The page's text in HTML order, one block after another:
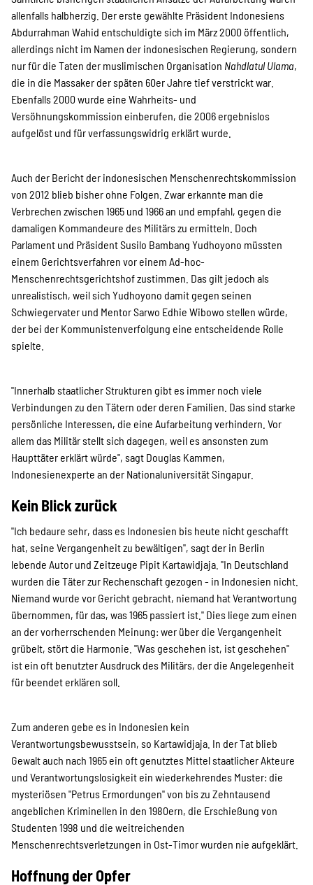
allenfalls halbherzig. Der erste gewählte Präsident Indonesiens
Abdurrahman Wahid entschuldigte sich im März 2000 öffentlich,
allerdings nicht im Namen der indonesischen Regierung, sondern
nur für die Taten der muslimischen Organisation Nahdlatul Ulama,
die in die Massaker der späten 60er Jahre tief verstrickt war.
Ebenfalls 2000 wurde eine Wahrheits- und
Versöhnungskommission einberufen, die 2006 ergebnislos
aufgelöst und für verfassungswidrig erklärt wurde.
Auch der Bericht der indonesischen Menschenrechtskommission
von 2012 blieb bisher ohne Folgen. Zwar erkannte man die
Verbrechen zwischen 1965 und 1966 an und empfahl, gegen die
damaligen Kommandeure des Militärs zu ermitteln. Doch
Parlament und Präsident Susilo Bambang Yudhoyono müssten
einem Gerichtsverfahren vor einem Ad-hoc-
Menschenrechtsgerichtshof zustimmen. Das gilt jedoch als
unrealistisch, weil sich Yudhoyono damit gegen seinen
Schwiegervater und Mentor Sarwo Edhie Wibowo stellen würde,
der bei der Kommunistenverfolgung eine entscheidende Rolle
spielte.
"Innerhalb staatlicher Strukturen gibt es immer noch viele
Verbindungen zu den Tätern oder deren Familien. Das sind starke
persönliche Interessen, die eine Aufarbeitung verhindern. Vor
allem das Militär stellt sich dagegen, weil es ansonsten zum
Haupttäter erklärt würde", sagt Douglas Kammen,
Indonesienexperte an der Nationaluniversität Singapur.
Kein Blick zurück
"Ich bedaure sehr, dass es Indonesien bis heute nicht geschafft
hat, seine Vergangenheit zu bewältigen", sagt der in Berlin
lebende Autor und Zeitzeuge Pipit Kartawidjaja. "In Deutschland
wurden die Täter zur Rechenschaft gezogen - in Indonesien nicht.
Niemand wurde vor Gericht gebracht, niemand hat Verantwortung
übernommen, für das, was 1965 passiert ist." Dies liege zum einen
an der vorherrschenden Meinung: wer über die Vergangenheit
grübelt, stört die Harmonie. "Was geschehen ist, ist geschehen"
ist ein oft benutzter Ausdruck des Militärs, der die Angelegenheit
für beendet erklären soll.
Zum anderen gebe es in Indonesien kein
Verantwortungsbewusstsein, so Kartawidjaja. In der Tat blieb
Gewalt auch nach 1965 ein oft genutztes Mittel staatlicher Akteure
und Verantwortungslosigkeit ein wiederkehrendes Muster: die
mysteriösen "Petrus Ermordungen" von bis zu Zehntausend
angeblichen Kriminellen in den 1980ern, die Erschießung von
Studenten 1998 und die weitreichenden
Menschenrechtsverletzungen in Ost-Timor wurden nie aufgeklärt.
Hoffnung der Opfer